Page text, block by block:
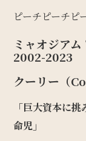
ピーチピーチピ
ミャオジア
2002-2023
クーリー（
「巨大資本に
命児」